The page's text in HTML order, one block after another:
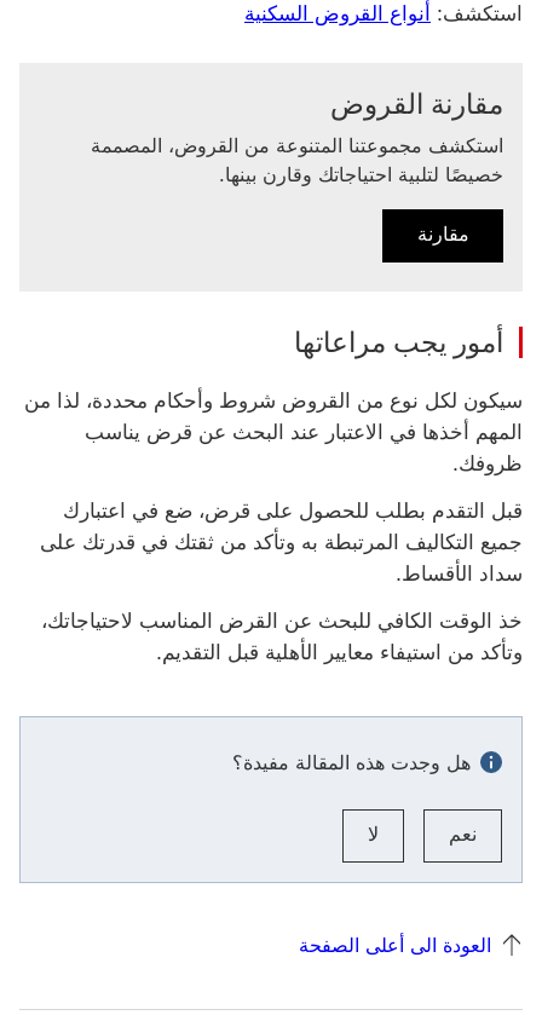
استكشف‬: أنواع القروض السكنية
مقارنة القروض
استكشف مجموعتنا المتنوعة من القروض، المصممة
خصيصًا لتلبية احتياجاتك وقارن بينها.
مقارنة
مقارنة مجموعة القروض التي نقدمها
أمور يجب مراعاتها
سيكون لكل نوع من القروض شروط وأحكام محددة، لذا من
المهم أخذها في الاعتبار عند البحث عن قرض يناسب
ظروفك.
قبل التقدم بطلب للحصول على قرض، ضع في اعتبارك
جميع التكاليف المرتبطة به وتأكد من ثقتك في قدرتك على
سداد الأقساط.
خذ الوقت الكافي للبحث عن القرض المناسب لاحتياجاتك،
وتأكد من استيفاء معايير الأهلية قبل التقديم.
هل وجدت هذه المقالة مفيدة؟
نعم لا
العودة الى أعلى الصفحة